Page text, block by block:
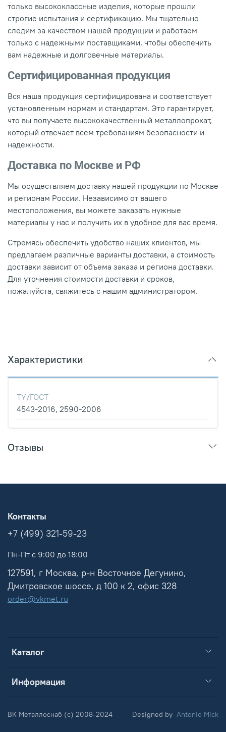
только высококлассные изделия, которые прошли
строгие испытания и сертификацию. Мы тщательно
следим за качеством нашей продукции и работаем
только с надежными поставщиками, чтобы обеспечить
вам надежные и долговечные материалы.
Сертифицированная продукция
Вся наша продукция сертифицирована и соответствует
установленным нормам и стандартам. Это гарантирует,
что вы получаете высококачественный металлопрокат,
который отвечает всем требованиям безопасности и
надежности.
Доставка по Москве и РФ
Мы осуществляем доставку нашей продукции по Москве
и регионам России. Независимо от вашего
местоположения, вы можете заказать нужные
материалы у нас и получить их в удобное для вас время.
Стремясь обеспечить удобство наших клиентов, мы
предлагаем различные варианты доставки, а стоимость
доставки зависит от объема заказа и региона доставки.
Для уточнения стоимости доставки и сроков,
пожалуйста, свяжитесь с нашим администратором.
Характеристики
ТУ/ГОСТ
4543-2016, 2590-2006
Отзывы
Каталог
Информация
Контакты
+7 (499) 321-59-23
Пн-Пт с 9:00 до 18:00
127591, г Москва, р-н Восточное Дегунино,
Дмитровское шоссе, д 100 к 2, офис 328
order@vkmet.ru
ВК Металлоснаб (c) 2008-2024 Designed by Antonio Mick